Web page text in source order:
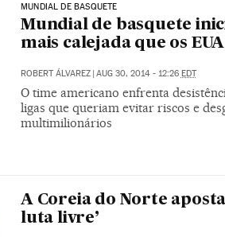
MUNDIAL DE BASQUETE
Mundial de basquete
mais calejada que os EUA
ROBERT ÁLVAREZ | AUG 30, 2014 - 12:26 EDT
O time americano enfrenta
ligas que queriam evitar riscos e
multimilionários
A Coreia do Norte
luta livre’